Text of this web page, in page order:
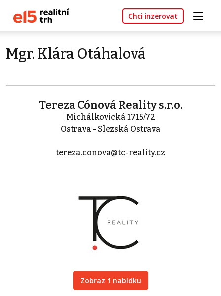
Chci inzerovat
Mgr. Klára Otáhalová
Tereza Cónová Reality s.r.o.
Michálkovická 1715/72
Ostrava - Slezská Ostrava
tereza.conova@tc-reality.cz
Zobraz 1 nabídku